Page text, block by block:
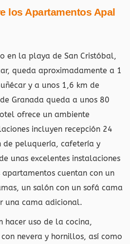
los Apartamentos Apal
en la playa de San Cristóbal,
queda aproximadamente a 1
y a unos 1,6 km de
Granada queda a unos 80
ofrece un ambiente
incluyen recepción 24
de peluquería, cafetería y
unas excelentes instalaciones
apartamentos cuentan con un
un salón con un sofá cama
una cama adicional.
hacer uso de la cocina,
nevera y hornillos, así como